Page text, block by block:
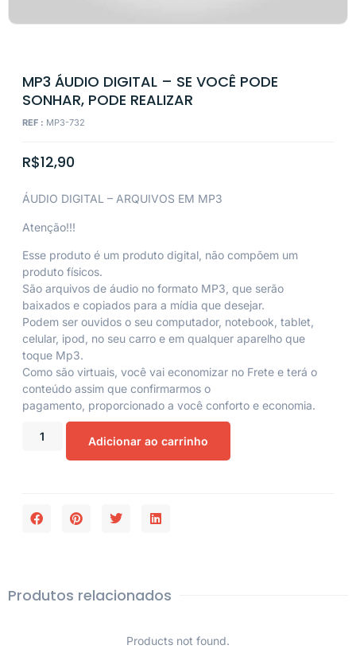
MP3 ÁUDIO DIGITAL – SE VOCÊ PODE
SONHAR, PODE REALIZAR
REF : MP3-732
R$12,90
ÁUDIO DIGITAL – ARQUIVOS EM MP3
Atenção!!!
Esse produto é um produto digital, não compõem um
produto físicos.
São arquivos de áudio no formato MP3, que serão
baixados e copiados para a mídia que desejar.
Podem ser ouvidos o seu computador, notebook, tablet,
celular, ipod, no seu carro e em qualquer aparelho que
toque Mp3.
Como são virtuais, você vai economizar no Frete e terá o
conteúdo assim que confirmarmos o
pagamento, proporcionado a você conforto e economia.
Adicionar ao carrinho
Produtos relacionados
Products not found.